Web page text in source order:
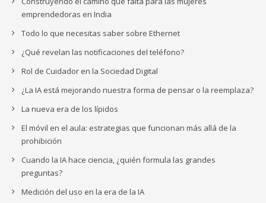
emprendedoras en India
Todo lo que necesitas saber sobre Ethernet
¿Qué revelan las notificaciones del teléfono?
Rol de Cuidador en la Sociedad Digital
¿La IA está mejorando nuestra forma de pensar o la reemplaza?
La nueva era de los lípidos
El móvil en el aula: estrategias que funcionan más allá de la
prohibición
Cuando la IA hace ciencia, ¿quién formula las grandes
preguntas?
Medición del uso en la era de la IA